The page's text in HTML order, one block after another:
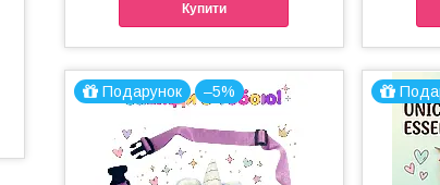
Купити
Подарунок –5%